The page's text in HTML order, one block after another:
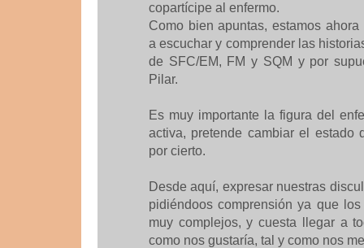
copartícipe al enfermo.
Como bien apuntas, estamos
a escuchar y comprender las
de SFC/EM, FM y SQM y por
Pilar.
Es muy importante la figura del
activa, pretende cambiar el estado
por cierto.
Desde aquí, expresar nuestras
pidiéndoos comprensión ya que
muy complejos, y cuesta llegar a
como nos gustaría, tal y como nos